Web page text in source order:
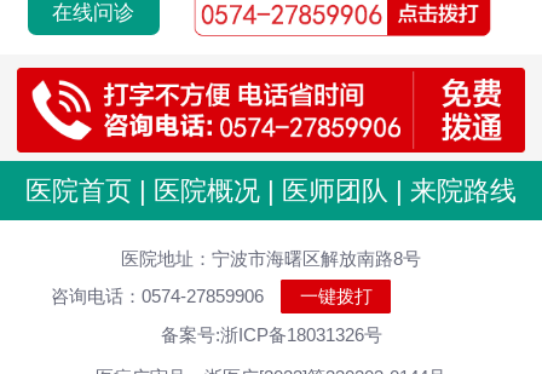
在线问诊
医院首页 | 医院概况 | 医师团队 | 来院路线
医院地址：宁波市海曙区解放南路8号
咨询电话：0574-27859906
一键拨打
备案号:浙ICP备18031326号